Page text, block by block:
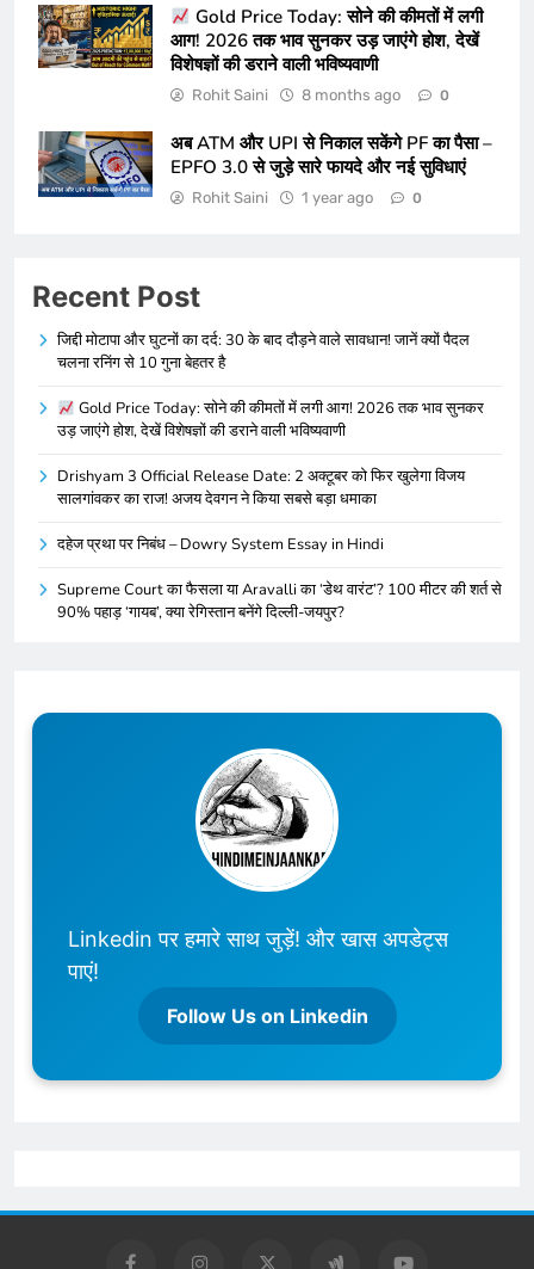
Gold Price Today: सोने की कीमतों में लगी
आग! 2026 तक भाव सुनकर उड़ जाएंगे होश, देखें
विशेषज्ञों की डराने वाली भविष्यवाणी
Rohit Saini 8 months ago 0
अब ATM और UPI से निकाल सकेंगे PF का पैसा –
EPFO 3.0 से जुड़े सारे फायदे और नई सुविधाएं
Rohit Saini 1 year ago 0
Recent Post
जिद्दी मोटापा और घुटनों का दर्द: 30 के बाद दौड़ने वाले सावधान! जानें क्यों पैदल
चलना रनिंग से 10 गुना बेहतर है
Gold Price Today: सोने की कीमतों में लगी आग! 2026 तक भाव सुनकर
उड़ जाएंगे होश, देखें विशेषज्ञों की डराने वाली भविष्यवाणी
Drishyam 3 Official Release Date: 2 अक्टूबर को फिर खुलेगा विजय
सालगांवकर का राज! अजय देवगन ने किया सबसे बड़ा धमाका
दहेज प्रथा पर निबंध – Dowry System Essay in Hindi
Supreme Court का फैसला या Aravalli का ‘डेथ वारंट’? 100 मीटर की शर्त से
90% पहाड़ ‘गायब’, क्या रेगिस्तान बनेंगे दिल्ली-जयपुर?
Linkedin पर हमारे साथ जुड़ें! और खास अपडेट्स
पाएं!
Follow Us on Linkedin